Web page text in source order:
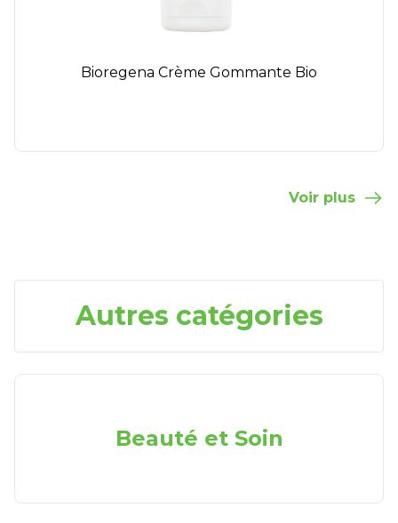
Bioregena Crème Gommante Bio
Voir plus
Autres catégories
Beauté et Soin